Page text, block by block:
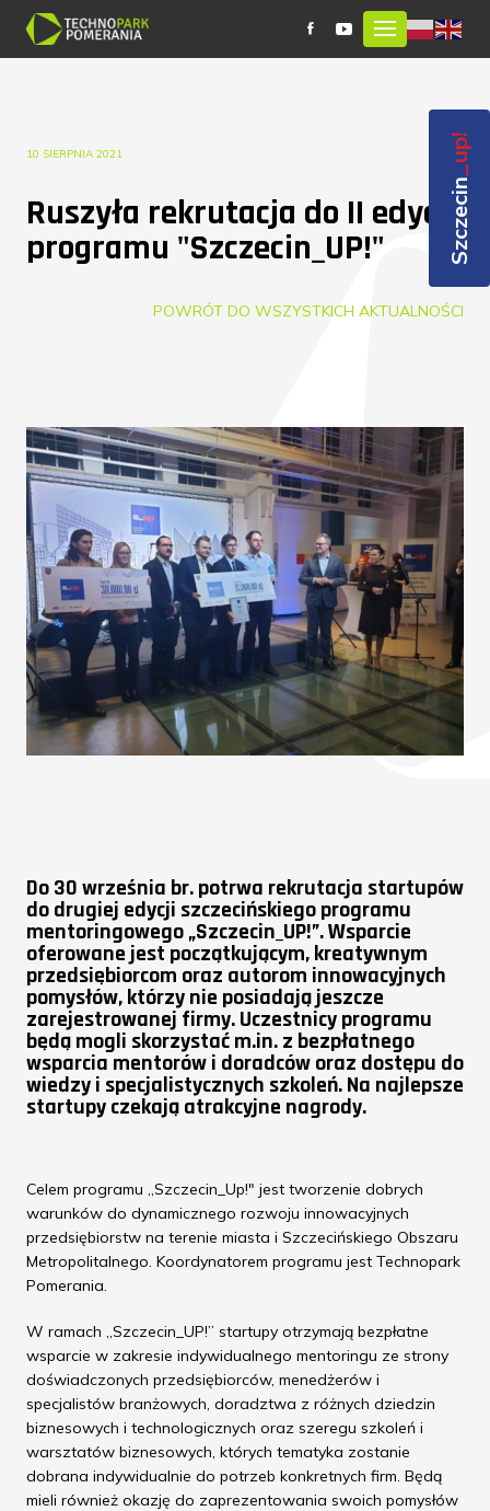
Szczecin
_up!
10 SIERPNIA 2021
Ruszyła rekrutacja do II edycji
programu "Szczecin_UP!"
POWRÓT DO WSZYSTKICH AKTUALNOŚCI
Do 30 września br. potrwa rekrutacja startupów
do drugiej edycji szczecińskiego programu
mentoringowego „Szczecin_UP!”. Wsparcie
oferowane jest początkującym, kreatywnym
przedsiębiorcom oraz autorom innowacyjnych
pomysłów, którzy nie posiadają jeszcze
zarejestrowanej firmy. Uczestnicy programu
będą mogli skorzystać m.in. z bezpłatnego
wsparcia mentorów i doradców oraz dostępu do
wiedzy i specjalistycznych szkoleń. Na najlepsze
startupy czekają atrakcyjne nagrody.
Celem programu „Szczecin_Up!" jest tworzenie dobrych
warunków do dynamicznego rozwoju innowacyjnych
przedsiębiorstw na terenie miasta i Szczecińskiego Obszaru
Metropolitalnego. Koordynatorem programu jest Technopark
Pomerania.
W ramach „Szczecin_UP!” startupy otrzymają bezpłatne
wsparcie w zakresie indywidualnego mentoringu ze strony
doświadczonych przedsiębiorców, menedżerów i
specjalistów branżowych, doradztwa z różnych dziedzin
biznesowych i technologicznych oraz szeregu szkoleń i
warsztatów biznesowych, których tematyka zostanie
dobrana indywidualnie do potrzeb konkretnych firm. Będą
mieli również okazję do zaprezentowania swoich pomysłów